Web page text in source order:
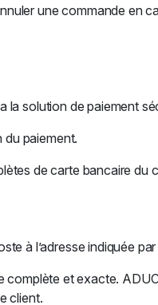
une commande en
la solution de paiement
paiement.
de carte bancaire du
à l’adresse indiquée
complète et exacte.
client.